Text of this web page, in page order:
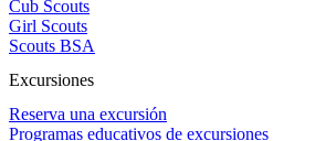
Cub Scouts
Girl Scouts
Scouts BSA
Excursiones
Reserva una excursión
Programas educativos de excursiones